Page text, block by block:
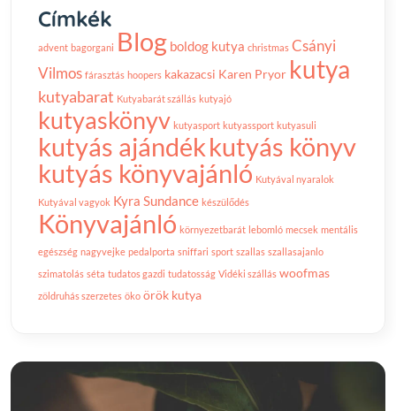
Címkék
advent bagorgani Blog boldog kutya christmas Csányi
Vilmos fárasztás hoopers kakazacsi Karen Pryor kutya
kutyabarat Kutyabarát szállás kutyajó
kutyaskönyv kutyasport kutyassport kutyasuli
kutyás ajándékkutyás könyv
kutyás könyvajánló Kutyával nyaralok
Kutyával vagyok Kyra Sundance készülődés
Könyvajánló környezetbarát lebomló mecsek mentális
egészség nagyvejke pedalporta sniffari sport szallas szallasajanlo
szimatolás séta tudatos gazdi tudatosság Vidéki szállás woofmas
zöldruhás szerzetes öko örök kutya